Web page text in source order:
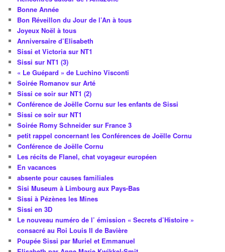
Bonne Année
Bon Réveillon du Jour de l’An à tous
Joyeux Noël à tous
Anniversaire d’Elisabeth
Sissi et Victoria sur NT1
Sissi sur NT1 (3)
« Le Guépard » de Luchino Visconti
Soirée Romanov sur Arté
Sissi ce soir sur NT1 (2)
Conférence de Joëlle Cornu sur les enfants de Sissi
Sissi ce soir sur NT1
Soirée Romy Schneider sur France 3
petit rappel concernant les Conférences de Joëlle Cornu
Conférence de Joëlle Cornu
Les récits de Flanel, chat voyageur européen
En vacances
absente pour causes familiales
Sisi Museum à Limbourg aux Pays-Bas
Sissi à Pézènes les Mines
Sissi en 3D
Le nouveau numéro de l’ émission « Secrets d’Histoire »
consacré au Roi Louis II de Bavière
Poupée Sissi par Muriel et Emmanuel